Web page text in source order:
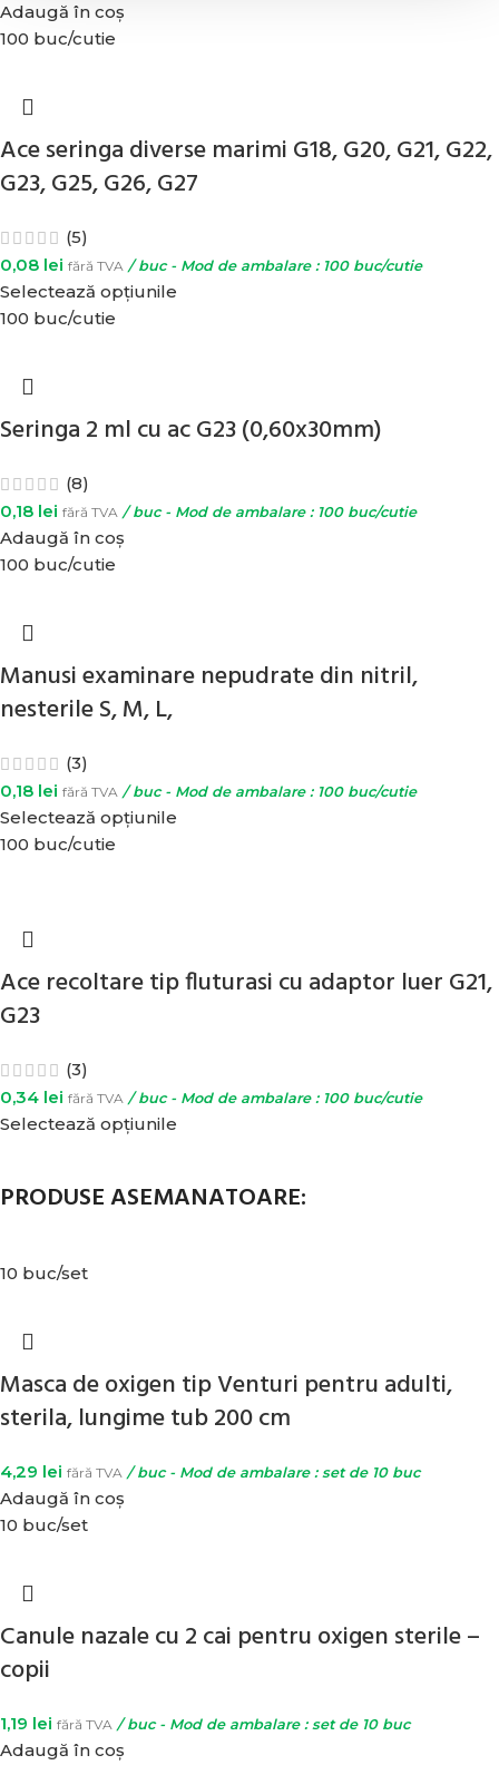
Adaugă în coș
100 buc/cutie
Ace seringa diverse marimi G18, G20, G21, G22,
G23, G25, G26, G27
(5)
0,08 lei fără TVA / buc - Mod de ambalare : 100 buc/cutie
Selectează opțiunile
100 buc/cutie
Seringa 2 ml cu ac G23 (0,60x30mm)
(8)
0,18 lei fără TVA / buc - Mod de ambalare : 100 buc/cutie
Adaugă în coș
100 buc/cutie
Manusi examinare nepudrate din nitril,
nesterile S, M, L,
(3)
0,18 lei fără TVA / buc - Mod de ambalare : 100 buc/cutie
Selectează opțiunile
100 buc/cutie
Ace recoltare tip fluturasi cu adaptor luer G21,
G23
(3)
0,34 lei fără TVA / buc - Mod de ambalare : 100 buc/cutie
Selectează opțiunile
PRODUSE ASEMANATOARE:
10 buc/set
Masca de oxigen tip Venturi pentru adulti,
sterila, lungime tub 200 cm
4,29 lei fără TVA / buc - Mod de ambalare : set de 10 buc
Adaugă în coș
10 buc/set
Canule nazale cu 2 cai pentru oxigen sterile –
copii
1,19 lei fără TVA / buc - Mod de ambalare : set de 10 buc
Adaugă în coș